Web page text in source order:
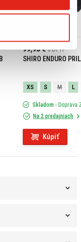
99,95 € s DPH
SHIRO ENDURO
XS S M L
Skladom - Doprava
Na 2 predajniach
Kúpiť